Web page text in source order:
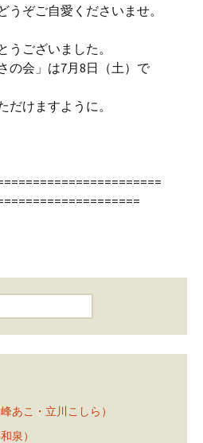
うぞご自愛くださいませ。
うございました。
の会」は7月8日（土）で
だけますように。
あこ・立川こしら）
泉）